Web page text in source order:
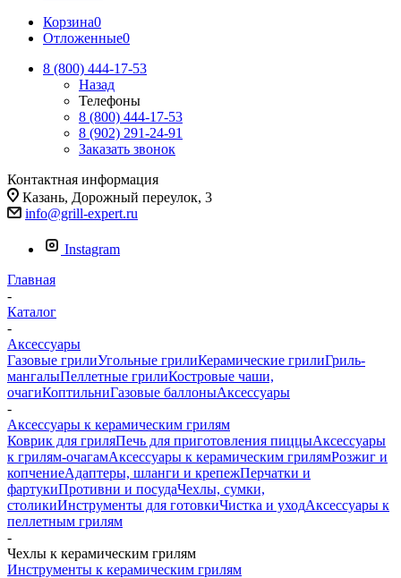
Корзина0
Отложенные0
8 (800) 444-17-53
Назад
Телефоны
8 (800) 444-17-53
8 (902) 291-24-91
Заказать звонок
Контактная информация
Казань, Дорожный переулок, 3
info@grill-expert.ru
Instagram
Главная
-
Каталог
-
Аксессуары
Газовые грилиУгольные грилиКерамические грилиГриль-
мангалыПеллетные грилиКостровые чаши,
очагиКоптильниГазовые баллоныАксессуары
-
Аксессуары к керамическим грилям
Коврик для гриляПечь для приготовления пиццыАксессуары
к грилям-очагамАксессуары к керамическим грилямРозжиг и
копчениеАдаптеры, шланги и крепежПерчатки и
фартукиПротивни и посудаЧехлы, сумки,
столикиИнструменты для готовкиЧистка и уходАксессуары к
пеллетным грилям
-
Чехлы к керамическим грилям
Инструменты к керамическим грилям